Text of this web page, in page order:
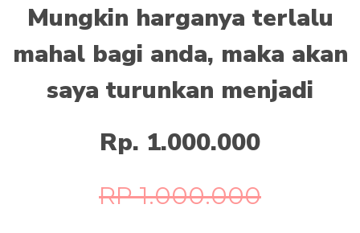
Mungkin harganya terlalu
mahal bagi anda, maka akan
saya turunkan menjadi
Rp. 1.000.000
RP 1.000.000